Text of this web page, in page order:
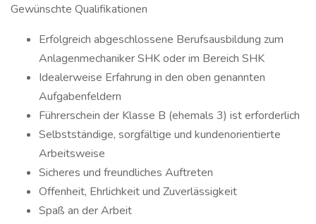
Gewünschte Qualifikationen
Erfolgreich abgeschlossene Berufsausbildung zum
Anlagenmechaniker SHK oder im Bereich SHK
Idealerweise Erfahrung in den oben genannten
Aufgabenfeldern
Führerschein der Klasse B (ehemals 3) ist erforderlich
Selbstständige, sorgfältige und kundenorientierte
Arbeitsweise
Sicheres und freundliches Auftreten
Offenheit, Ehrlichkeit und Zuverlässigkeit
Spaß an der Arbeit